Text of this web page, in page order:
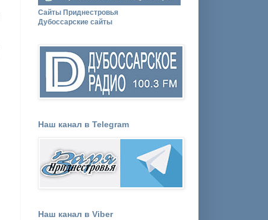
Сайты Приднестровья
Дубоссарские сайты
Наш канал в Telegram
Наш канал в Viber